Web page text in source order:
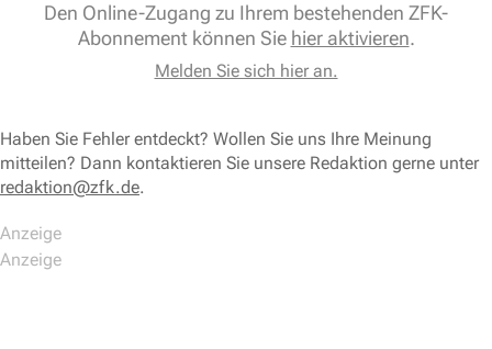
Den Online-Zugang zu Ihrem bestehenden ZFK-
Abonnement können Sie hier aktivieren.
Melden Sie sich hier an.
Haben Sie Fehler entdeckt? Wollen Sie uns Ihre Meinung
mitteilen? Dann kontaktieren Sie unsere Redaktion gerne unter
redaktion@zfk.de.